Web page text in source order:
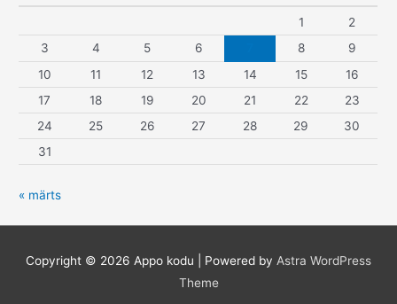
i
d
1
2
3
4 5 6 8
9
10
11 12 13 14 15
16
17
18 19 20 21 22
23
24
25 26 27 28 29
30
31
« märts
Copyright © 2026 Appo kodu | Powered by Astra WordPress
Theme